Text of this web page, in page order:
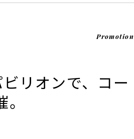
Promotion
リオンで、コー